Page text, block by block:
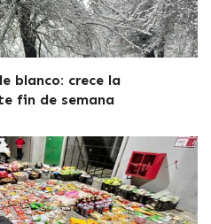
blanco: crece la
fin de semana